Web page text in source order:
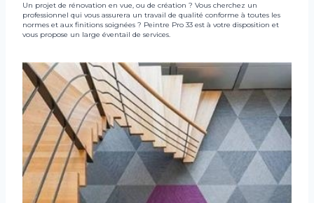
Un projet de rénovation en vue, ou de création ? Vous cherchez un
professionnel qui vous assurera un travail de qualité conforme à toutes les
normes et aux finitions soignées ? Peintre Pro 33 est à votre disposition et
vous propose un large éventail de services.